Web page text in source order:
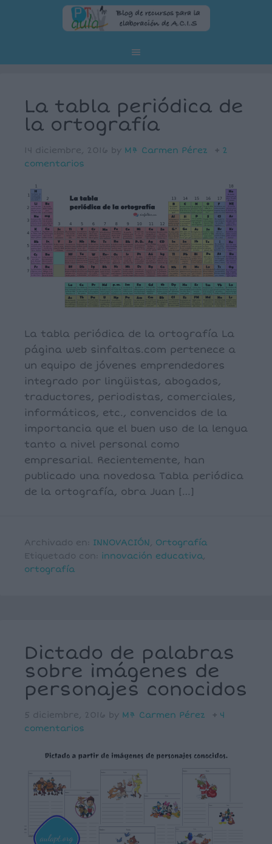
La tabla periódica de
la ortografía
14 diciembre, 2016 by Mª Carmen Pérez
2
comentarios
La tabla periódica de la ortografía La
página web sinfaltas.com pertenece a
un equipo de jóvenes emprendedores
integrado por lingüistas, abogados,
traductores, periodistas, comerciales,
informáticos, etc., convencidos de la
importancia que el buen uso de la lengua
tanto a nivel personal como
empresarial. Recientemente, han
publicado una novedosa Tabla periódica
de la ortografía, obra Juan […]
Archivado en: INNOVACIÓN, Ortografía
Etiquetado con: innovación educativa,
ortografía
Dictado de palabras
sobre imágenes de
personajes conocidos
5 diciembre, 2016 by Mª Carmen Pérez
4
comentarios